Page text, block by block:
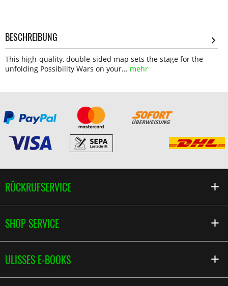
BESCHREIBUNG
This high-quality, double-sided map sets the stage for the
unfolding Possibility Wars on your... mehr
RÜCKRUFSERVICE
SHOP SERVICE
ULISSES E-BOOKS